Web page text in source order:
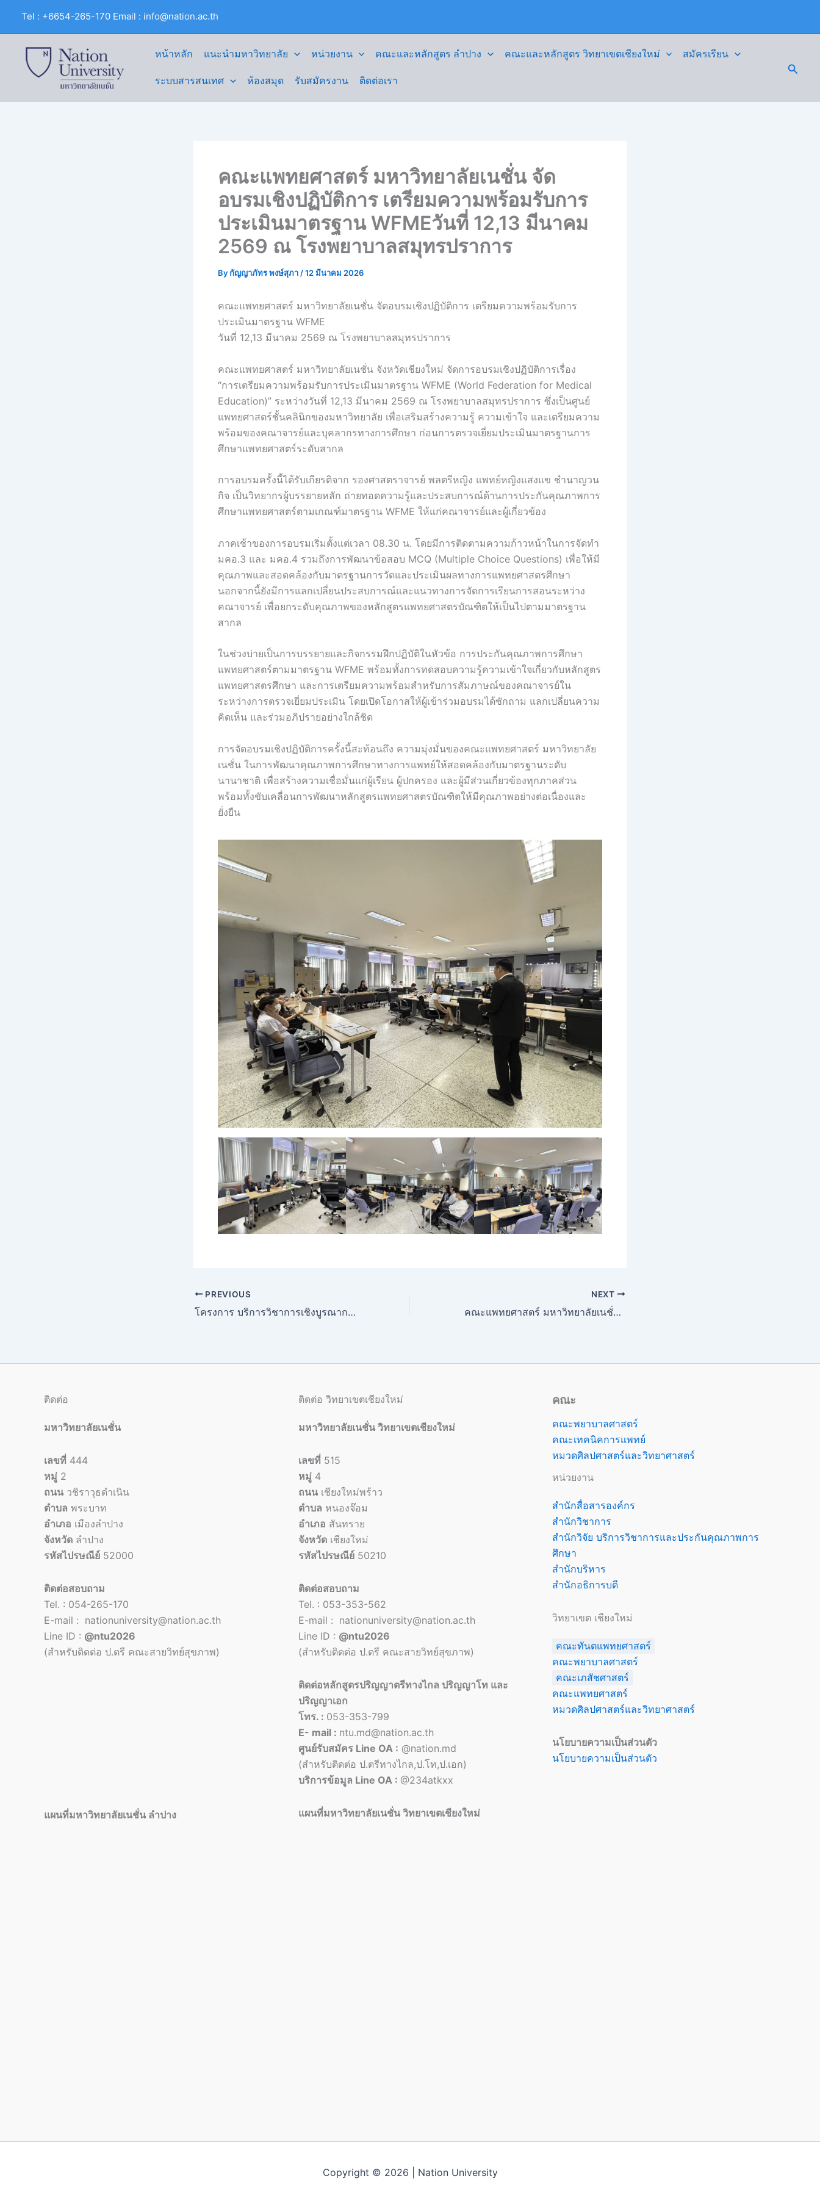
Tel : +6654-265-170 Email : info@nation.ac.th
หน้าหลัก แนะนำมหาวิทยาลัย หน่วยงาน คณะและหลักสูตร ลำปาง คณะและหลักสูตร วิทยาเขตเชียงใหม่ สมัครเรียน
ระบบสารสนเทศ ห้องสมุด รับสมัครงาน ติดต่อเรา
คณะแพทยศาสตร์ มหาวิทยาลัยเนชั่น จัด
อบรมเชิงปฏิบัติการ เตรียมความพร้อมรับการ
ประเมินมาตรฐาน WFMEวันที่ 12,13 มีนาคม
2569 ณ โรงพยาบาลสมุทรปราการ
Byกัญญาภัทร พงษ์สุภา /12 มีนาคม 2026
คณะแพทยศาสตร์ มหาวิทยาลัยเนชั่น จัดอบรมเชิงปฏิบัติการ เตรียมความพร้อมรับการ
ประเมินมาตรฐาน WFME
วันที่ 12,13 มีนาคม 2569 ณ โรงพยาบาลสมุทรปราการ
คณะแพทยศาสตร์ มหาวิทยาลัยเนชั่น จังหวัดเชียงใหม่ จัดการอบรมเชิงปฏิบัติการเรื่อง
“การเตรียมความพร้อมรับการประเมินมาตรฐาน WFME (World Federation for Medical
Education)” ระหว่างวันที่ 12,13 มีนาคม 2569 ณ โรงพยาบาลสมุทรปราการ ซึ่งเป็นศูนย์
แพทยศาสตร์ชั้นคลินิกของมหาวิทยาลัย เพื่อเสริมสร้างความรู้ ความเข้าใจ และเตรียมความ
พร้อมของคณาจารย์และบุคลากรทางการศึกษา ก่อนการตรวจเยี่ยมประเมินมาตรฐานการ
ศึกษาแพทยศาสตร์ระดับสากล
การอบรมครั้งนี้ได้รับเกียรติจาก รองศาสตราจารย์ พลตรีหญิง แพทย์หญิงแสงแข ชำนาญวน
กิจ เป็นวิทยากรผู้บรรยายหลัก ถ่ายทอดความรู้และประสบการณ์ด้านการประกันคุณภาพการ
ศึกษาแพทยศาสตร์ตามเกณฑ์มาตรฐาน WFME ให้แก่คณาจารย์และผู้เกี่ยวข้อง
ภาคเช้าของการอบรมเริ่มตั้งแต่เวลา 08.30 น. โดยมีการติดตามความก้าวหน้าในการจัดทำ
มคอ.3 และ มคอ.4 รวมถึงการพัฒนาข้อสอบ MCQ (Multiple Choice Questions) เพื่อให้มี
คุณภาพและสอดคล้องกับมาตรฐานการวัดและประเมินผลทางการแพทยศาสตรศึกษา
นอกจากนี้ยังมีการแลกเปลี่ยนประสบการณ์และแนวทางการจัดการเรียนการสอนระหว่าง
คณาจารย์ เพื่อยกระดับคุณภาพของหลักสูตรแพทยศาสตรบัณฑิตให้เป็นไปตามมาตรฐาน
สากล
ในช่วงบ่ายเป็นการบรรยายและกิจกรรมฝึกปฏิบัติในหัวข้อ การประกันคุณภาพการศึกษา
แพทยศาสตร์ตามมาตรฐาน WFME พร้อมทั้งการทดสอบความรู้ความเข้าใจเกี่ยวกับหลักสูตร
แพทยศาสตรศึกษา และการเตรียมความพร้อมสำหรับการสัมภาษณ์ของคณาจารย์ใน
ระหว่างการตรวจเยี่ยมประเมิน โดยเปิดโอกาสให้ผู้เข้าร่วมอบรมได้ซักถาม แลกเปลี่ยนความ
คิดเห็น และร่วมอภิปรายอย่างใกล้ชิด
การจัดอบรมเชิงปฏิบัติการครั้งนี้สะท้อนถึง ความมุ่งมั่นของคณะแพทยศาสตร์ มหาวิทยาลัย
เนชั่น ในการพัฒนาคุณภาพการศึกษาทางการแพทย์ให้สอดคล้องกับมาตรฐานระดับ
นานาชาติ เพื่อสร้างความเชื่อมั่นแก่ผู้เรียน ผู้ปกครอง และผู้มีส่วนเกี่ยวข้องทุกภาคส่วน
พร้อมทั้งขับเคลื่อนการพัฒนาหลักสูตรแพทยศาสตรบัณฑิตให้มีคุณภาพอย่างต่อเนื่องและ
ยั่งยืน
PREVIOUS
โครงการ บริการวิชาการเชิงบูรณาการเพื่อพัฒนาคุณภาพชีวิตผู้สูงอายุและผู้ประกอบการมหาวิทยาลัยเนชั่น ปีการศึกษา 2568
NEXT
คณะแพทยศาสตร์ มหาวิทยาลัยเนชั่น จัดโครงการปฐมนิเทศอาจารย์ใหม่ วันที่ 2 มีนาคม พ.ศ. 2569
ติดต่อ
มหาวิทยาลัยเนชั่น
เลขที่ 444
หมู่ 2
ถนน วชิราวุธดำเนิน
ตำบล พระบาท
อำเภอ เมืองลำปาง
จังหวัด ลำปาง
รหัสไปรษณีย์ 52000
ติดต่อสอบถาม
Tel. : 054-265-170
E-mail : nationuniversity@nation.ac.th
Line ID : @ntu2026
(สำหรับติดต่อ ป.ตรี คณะสายวิทย์สุขภาพ)
แผนที่มหาวิทยาลัยเนชั่น ลำปาง
ติดต่อ วิทยาเขตเชียงใหม่
มหาวิทยาลัยเนชั่น วิทยาเขตเชียงใหม่
เลขที่ 515
หมู่4
ถนนเชียงใหม่พร้าว
ตำบล หนองจ๊อม
อำเภอ สันทราย
จังหวัดเชียงใหม่
รหัสไปรษณีย์50210
ติดต่อสอบถาม
Tel. : 053-353-562
E-mail : nationuniversity@nation.ac.th
Line ID : @ntu2026
(สำหรับติดต่อ ป.ตรี คณะสายวิทย์สุขภาพ)
ติดต่อหลักสูตรปริญญาตรีทางไกล ปริญญาโท และ
ปริญญาเอก
โทร. : 053-353-799
E- mail : ntu.md@nation.ac.th
ศูนย์รับสมัคร Line OA : @nation.md
(สำหรับติดต่อ ป.ตรีทางไกล,ป.โท,ป.เอก)
บริการข้อมูล Line OA : @234atkxx
แผนที่มหาวิทยาลัยเนชั่น วิทยาเขตเชียงใหม่
คณะ
คณะพยาบาลศาสตร์
คณะเทคนิคการแพทย์
หมวดศิลปศาสตร์และวิทยาศาสตร์
หน่วยงาน
สำนักสื่อสารองค์กร
สำนักวิชาการ
สำนักวิจัย บริการวิชาการและประกันคุณภาพการ
ศึกษา
สำนักบริหาร
สำนักอธิการบดี
วิทยาเขต เชียงใหม่
คณะทันตแพทยศาสตร์
คณะพยาบาลศาสตร์
คณะเภสัชศาสตร์
คณะแพทยศาสตร์
หมวดศิลปศาสตร์และวิทยาศาสตร์
นโยบายความเป็นส่วนตัว
นโยบายความเป็นส่วนตัว
Copyright © 2026 | Nation University